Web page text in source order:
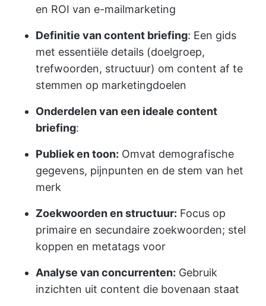
en ROI van e-mailmarketing
Definitie van content briefing: Een gids
met essentiële details (doelgroep,
trefwoorden, structuur) om content af te
stemmen op marketingdoelen
Onderdelen van een ideale content
briefing:
Publiek en toon: Omvat demografische
gegevens, pijnpunten en de stem van het
merk
Zoekwoorden en structuur: Focus op
primaire en secundaire zoekwoorden; stel
koppen en metatags voor
Analyse van concurrenten: Gebruik
inzichten uit content die bovenaan staat